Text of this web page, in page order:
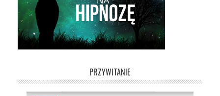
PRZYWITANIE